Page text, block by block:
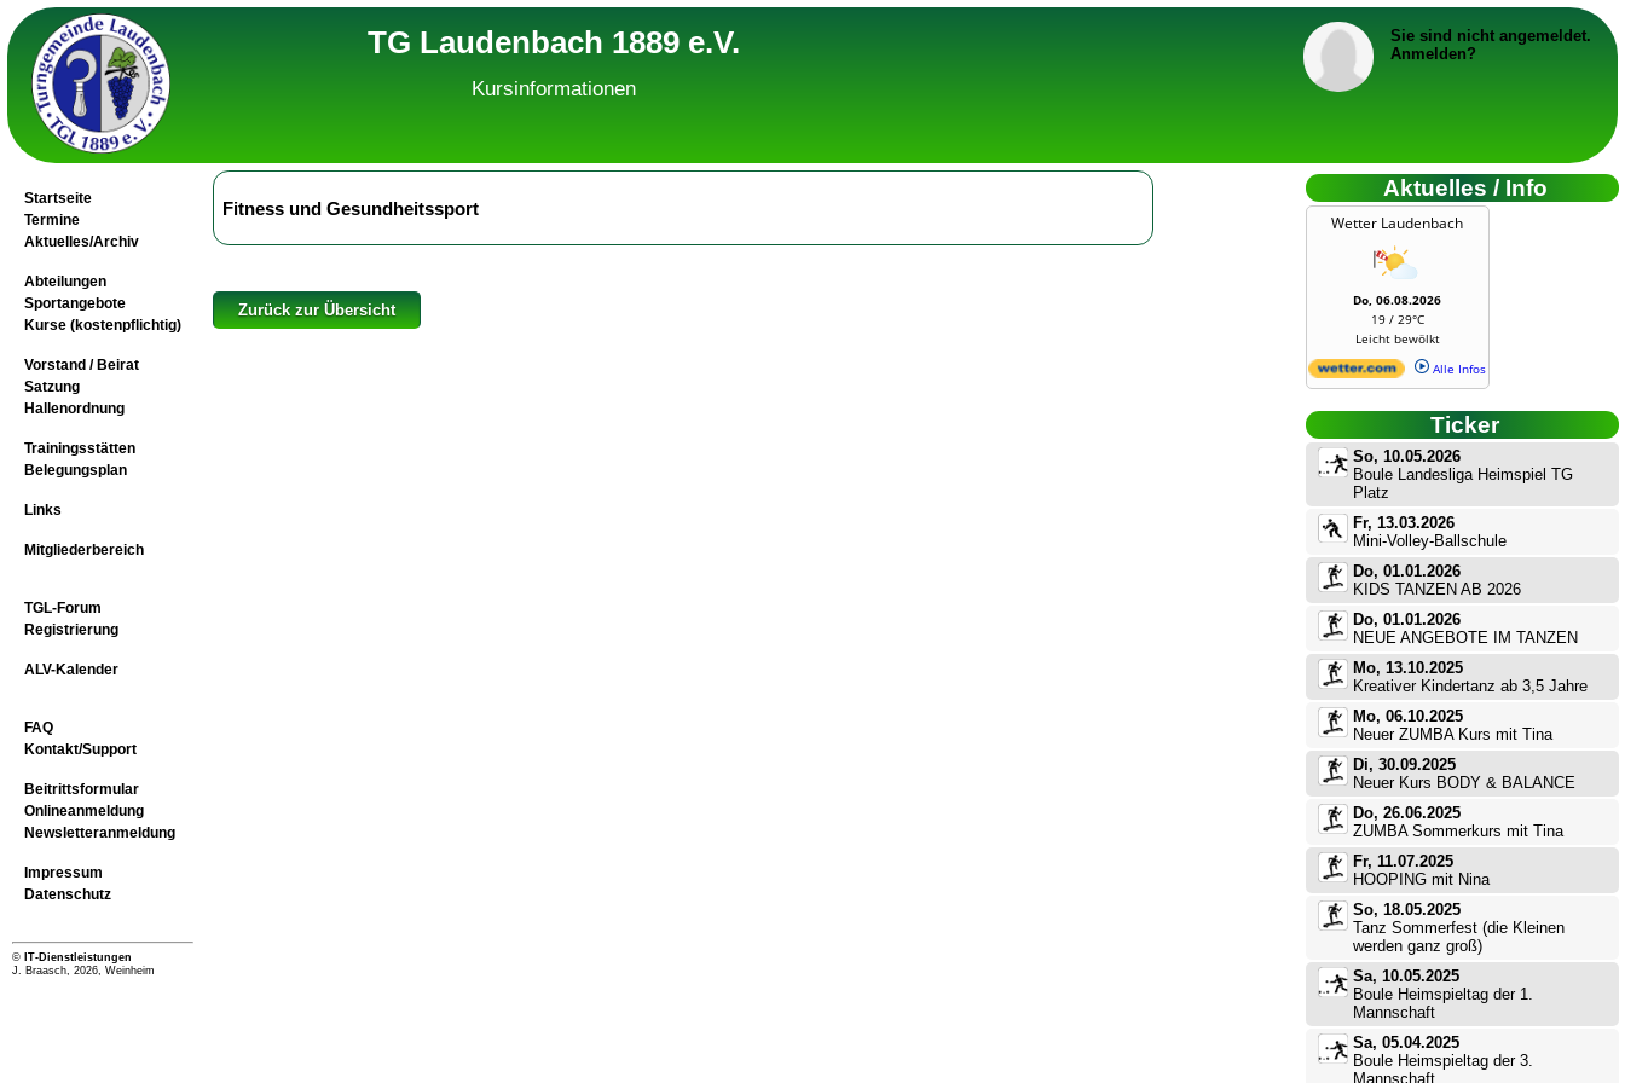
TG Laudenbach 1889 e.V.
Kursinformationen
Sie sind nicht angemeldet.
Anmelden?
Startseite
Termine
Aktuelles/Archiv
Abteilungen
Sportangebote
Kurse (kostenpflichtig)
Vorstand / Beirat
Satzung
Hallenordnung
Trainingsstätten
Belegungsplan
Links
Mitgliederbereich
TGL-Forum
Registrierung
ALV-Kalender
FAQ
Kontakt/Support
Beitrittsformular
Onlineanmeldung
Newsletteranmeldung
Impressum
Datenschutz
© IT-Dienstleistungen
J. Braasch, 2026, Weinheim
Fitness und Gesundheitssport
Zurück zur Übersicht
Aktuelles / Info
Wetter Laudenbach
Do, 06.08.2026
19 / 29°C
Leicht bewölkt
Alle Infos
Ticker
So, 10.05.2026
Boule Landesliga Heimspiel TG
Platz
Fr, 13.03.2026
Mini-Volley-Ballschule
Do, 01.01.2026
KIDS TANZEN AB 2026
Do, 01.01.2026
NEUE ANGEBOTE IM TANZEN
Mo, 13.10.2025
Kreativer Kindertanz ab 3,5 Jahre
Mo, 06.10.2025
Neuer ZUMBA Kurs mit Tina
Di, 30.09.2025
Neuer Kurs BODY & BALANCE
Do, 26.06.2025
ZUMBA Sommerkurs mit Tina
Fr, 11.07.2025
HOOPING mit Nina
So, 18.05.2025
Tanz Sommerfest (die Kleinen
werden ganz groß)
Sa, 10.05.2025
Boule Heimspieltag der 1.
Mannschaft
Sa, 05.04.2025
Boule Heimspieltag der 3.
Mannschaft